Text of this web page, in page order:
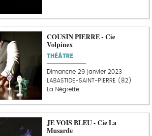
COUSIN PIERRE - Cie
Volpinex
THÉÂTRE
Dimanche 29 janvier 2023
LABASTIDE-SAINT-PIERRE (82)
La Négrette
JE VOIS BLEU - Cie La
Musarde